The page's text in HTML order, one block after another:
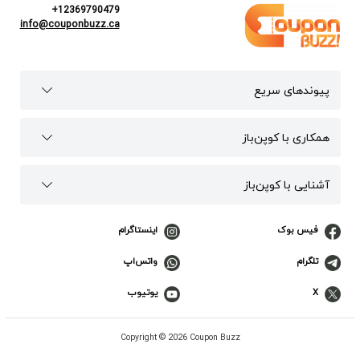
+12369790479
info@couponbuzz.ca
پیوند‌های سریع
همکاری با کوپن‌باز
آشنایی با کوپن‌باز
فیس بوک اینستاگرام
تلگرام واتس‌اپ
X یوتیوب
Copyright © 2026 Coupon Buzz